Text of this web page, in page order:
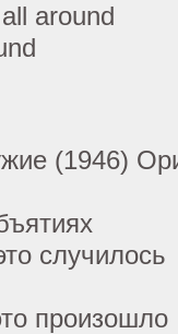
around
(1946)
случилось
произошло